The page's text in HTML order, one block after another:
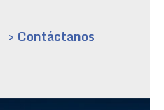
> Contáctanos